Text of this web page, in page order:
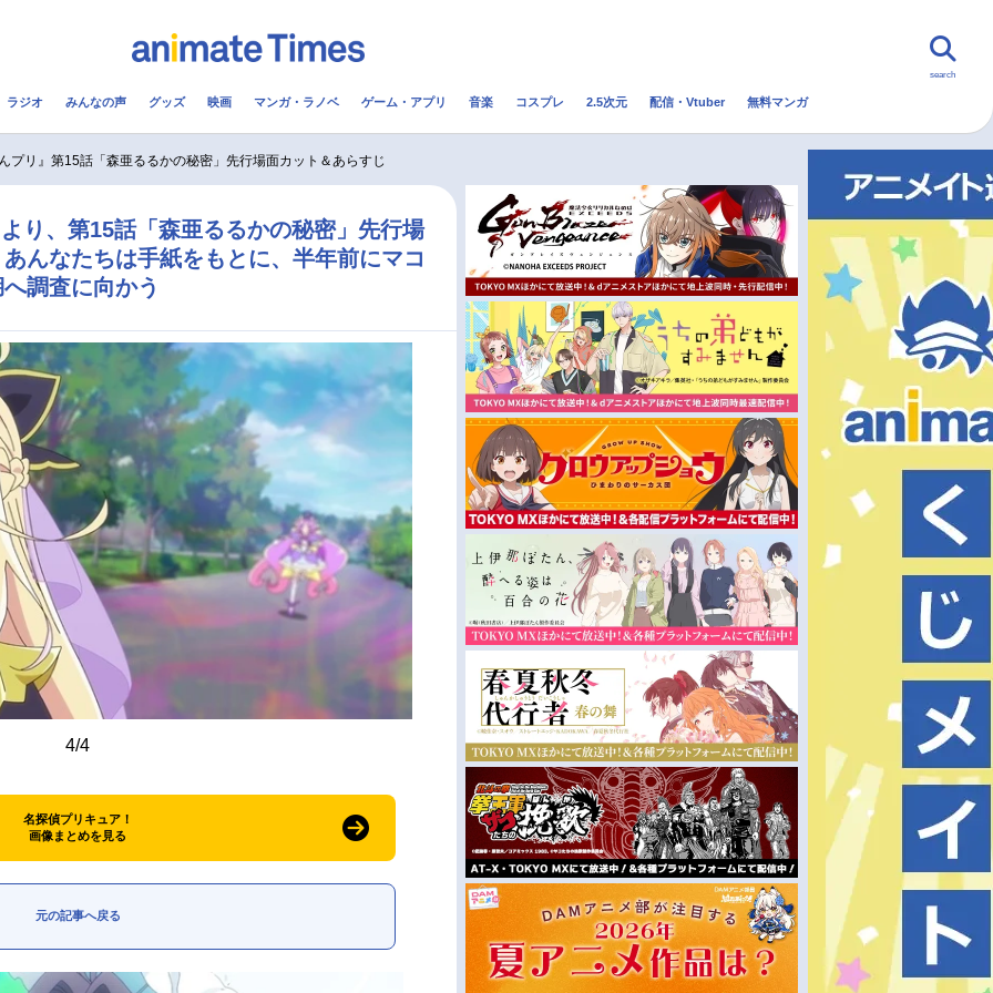
コスプレ 2.5次元 配信・Vtuber トレンド 無料マンガ
アニメ映画一覧
男性声優/女性声優一覧
今期アニメ曜日別一覧
夏アニメ
秋アニメ
冬アニメ
FOLLOW US
search
ラジオ みんなの声 グッズ 映画 マンガ・ラノベ ゲーム・アプリ 音楽 コスプレ 2.5次元 配信・Vtuber 無料マンガ
プリ』第15話「森亜るるかの秘密」先行場面カット＆あらすじ
り、第15話「森亜るるかの秘密」先行場
んなたちは手紙をもとに、半年前にマコ
調査に向かう
4/4
名探偵プリキュア！
画像まとめを見る
元の記事へ戻る